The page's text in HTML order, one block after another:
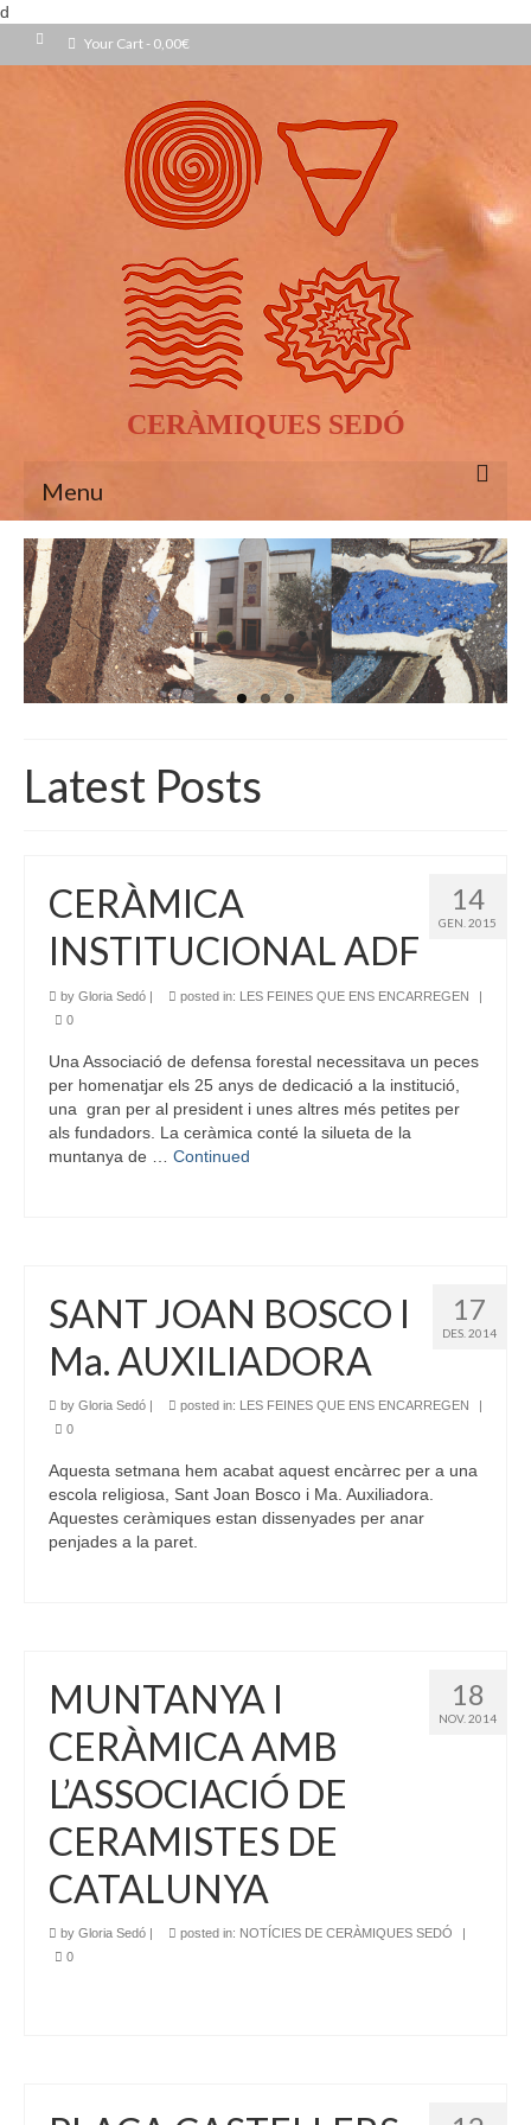
d
Your Cart - 0,00€
CERÀMIQUES SEDÓ
Menu
INICI
QUI SOM
GALERIA D’IMATGES
ACTUALITAT
CONTACTE
Latest Posts
14
GEN. 2015
CERÀMICA
INSTITUCIONAL ADF
by Gloria Sedó | posted in: LES FEINES QUE ENS ENCARREGEN
|
0
Una Associació de defensa forestal necessitava un peces
per homenatjar els 25 anys de dedicació a la institució,
una gran per al president i unes altres més petites per
als fundadors. La ceràmica conté la silueta de la
muntanya de … Continued
17
DES. 2014
SANT JOAN BOSCO I
Ma. AUXILIADORA
by Gloria Sedó | posted in: LES FEINES QUE ENS ENCARREGEN
|
0
Aquesta setmana hem acabat aquest encàrrec per a una
escola religiosa, Sant Joan Bosco i Ma. Auxiliadora.
Aquestes ceràmiques estan dissenyades per anar
penjades a la paret.
18
NOV. 2014
MUNTANYA I
CERÀMICA AMB
L’ASSOCIACIÓ DE
CERAMISTES DE
CATALUNYA
by Gloria Sedó posted in: NOTÍCIES DE CERÀMIQUES SEDÓ
0